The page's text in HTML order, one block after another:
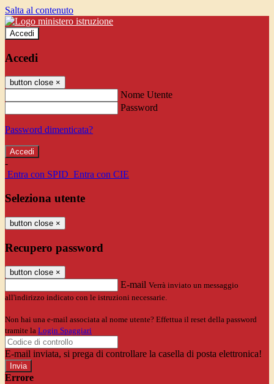
Salta al contenuto
Accedi
Accedi
button close ×
Nome Utente
Password
Password dimenticata?
-
Entra con SPID Entra con CIE
Seleziona utente
button close ×
Recupero password
button close ×
E-mail Verrà inviato un messaggio
all'indirizzo indicato con le istruzioni necessarie.
Non hai una e-mail associata al nome utente? Effettua il reset della password
tramite la Login Spaggiari
E-mail inviata, si prega di controllare la casella di posta elettronica!
Errore